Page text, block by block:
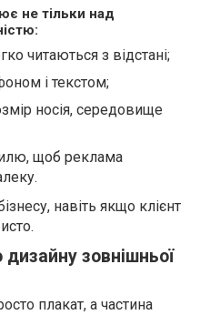
не тільки над
читаються з відстані;
і текстом;
носія, середовище
щоб реклама
навіть якщо клієнт
зовнішньої
плакат, а частина